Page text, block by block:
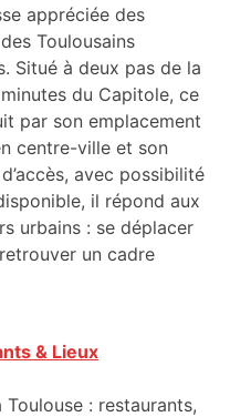
appréciée des
Toulousains
Situé à deux pas de la
du Capitole, ce
par son emplacement
centre-ville et son
avec possibilité
il répond aux
urbains : se déplacer
un cadre
& Lieux
: restaurants,